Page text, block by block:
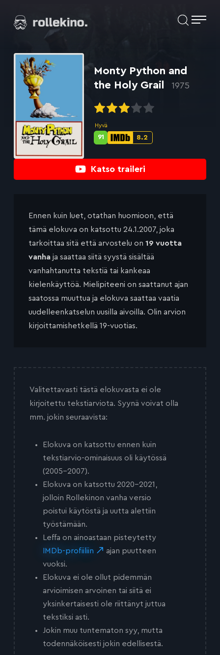
suoraan
Elokuvat ja elokuva-arviot | Rollekino.fi
Fiilistelyä
jälkeen.
Katso traileri
Monty Python and
the Holy Grail
1975
Hyvä
IMDb-
8.2
Metascore-
91
Ennen kuin luet, otathan huomioon, että
tämä elokuva on katsottu 24.1.2007, joka
tarkoittaa sitä että arvostelu on 19 vuotta
vanha ja saattaa siitä syystä sisältää
vanhahtanutta tekstiä tai kankeaa
kielenkäyttöä. Mielipiteeni on saattanut ajan
saatossa muuttua ja elokuva saattaa vaatia
uudelleenkatselun uusilla aivoilla. Olin arvion
kirjoittamishetkellä 19-vuotias.
Valitettavasti tästä elokuvasta ei ole
kirjoitettu tekstiarviota. Syynä voivat olla
mm. jokin seuraavista:
Elokuva on katsottu ennen kuin
tekstiarvio-ominaisuus oli käytössä
(2005-2007).
Elokuva on katsottu 2020-2021,
jolloin Rollekinon vanha versio
poistui käytöstä ja uutta alettiin
työstämään.
Leffa on ainoastaan pisteytetty
IMDb-profiiliin
ajan puutteen
vuoksi.
Elokuva ei ole ollut pidemmän
arvioimisen arvoinen tai siitä ei
yksinkertaisesti ole riittänyt juttua
tekstiksi asti.
Jokin muu tuntematon syy, mutta
todennäköisesti jokin edellisestä.